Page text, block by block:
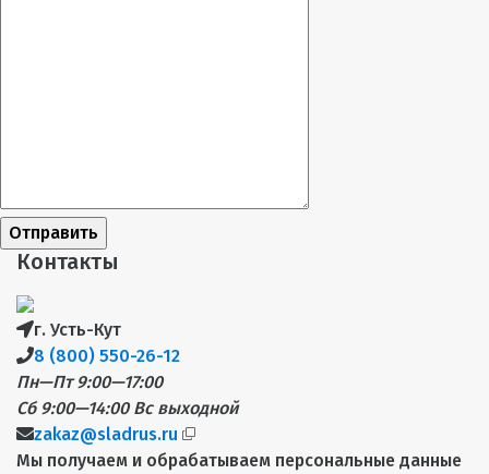
Отправить
Контакты
г. Усть-Кут
8 (800) 550-26-12
Пн—Пт 9:00—17:00
Сб 9:00—14:00 Вс выходной
zakaz@sladrus.ru
Мы получаем и обрабатываем персональные данные